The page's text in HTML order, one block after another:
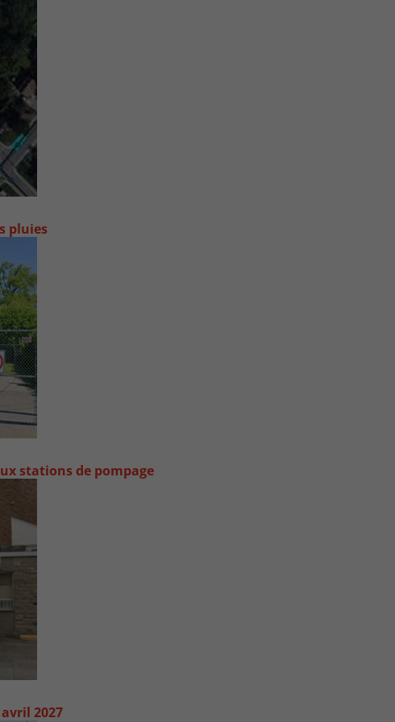
contre les fortes pluies
stations de pompage
2027